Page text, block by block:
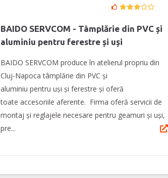
BAIDO SERVCOM - Tâmplărie din PVC și
aluminiu pentru ferestre și uși
BAIDO SERVCOM produce în atelierul propriu din
Cluj-Napoca tâmplărie din PVC și
aluminiu pentru uși și ferestre şi oferă
toate accesoriile aferente. Firma oferă servicii de
montaj şi reglajele necesare pentru geamuri și uși,
pre...